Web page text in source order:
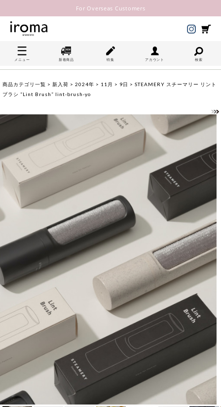
For Overseas Customers
メニュー 新着商品 特集 アカウント 検索
商品カテゴリ一覧 > 新入荷 > 2024年 > 11月 > 9日 > STEAMERY スチーマリー リント
ブラシ “Lint Brush” lint-brush-yo